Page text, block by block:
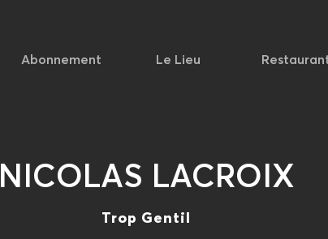
Abonnement Le Lieu
NICOLAS LACROIX
Trop Gentil